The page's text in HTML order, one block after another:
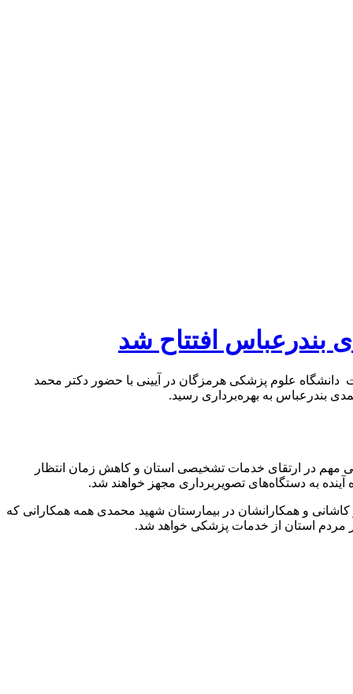
(محصول ۲۰۲۴) با اعتباری بالغ بر ۳۵۰ میلیارد ریال از محل اعتبارات دانشگاه علوم پزشکی هرمزگان در آیینی با حضور دکتر محمد
بندرعباس به بهره‌برداری رسید.
مهم در ارتقای خدمات تشخیصی استان و کاهش زمان انتظار
به دستگاه‌های تصویربرداری مجهز خواهند شد.
و همکارانشان در بیمارستان شهید محمدی همه همکارانی که
مردم استان از خدمات پزشکی خواهد شد.